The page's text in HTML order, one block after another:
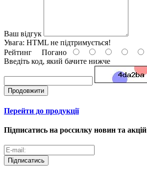
Ваш відгук
Увага: HTML не підтримується!
Рейтинг Погано
Введіть код, який бачите нижче
Продовжити
Перейти до продукції
Підписатись на россилку новин та акцій
Підписатись